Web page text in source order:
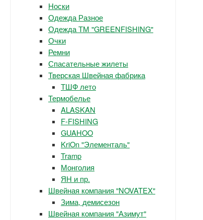
Носки
Одежда Разное
Одежда ТМ "GREENFISHING"
Очки
Ремни
Спасательные жилеты
Тверская Швейная фабрика
ТШФ лето
Термобелье
ALASKAN
F-FISHING
GUAHOO
KriOn "Элементаль"
Tramp
Монголия
ЯН и пр.
Швейная компания "NOVATEX"
Зима, демисезон
Швейная компания "Азимут"